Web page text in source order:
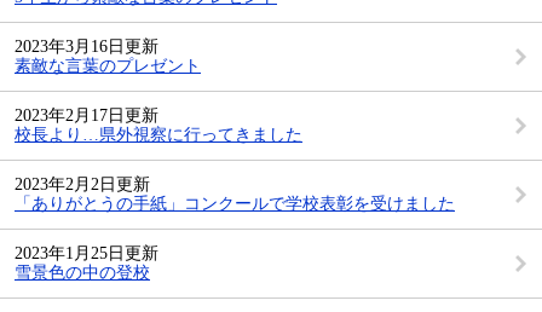
2023年3月16日更新
素敵な言葉のプレゼント
2023年2月17日更新
校長より…県外視察に行ってきました
2023年2月2日更新
「ありがとうの手紙」コンクールで学校表彰を受けました
2023年1月25日更新
雪景色の中の登校